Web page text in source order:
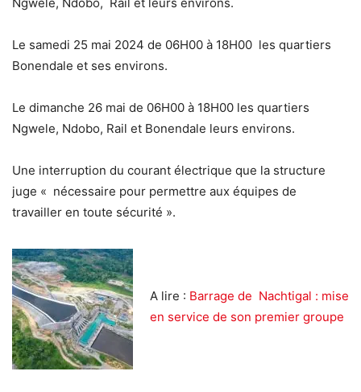
Le samedi 25 mai 2024 de 06H00 à 18H00 les quartiers
Bonendale et ses environs.
Le dimanche 26 mai de 06H00 à 18H00 les quartiers
Ngwele, Ndobo, Rail et Bonendale leurs environs.
Une interruption du courant électrique que la structure
juge « nécessaire pour permettre aux équipes de
travailler en toute sécurité ».
A lire : Barrage de Nachtigal : mise
en service de son premier groupe